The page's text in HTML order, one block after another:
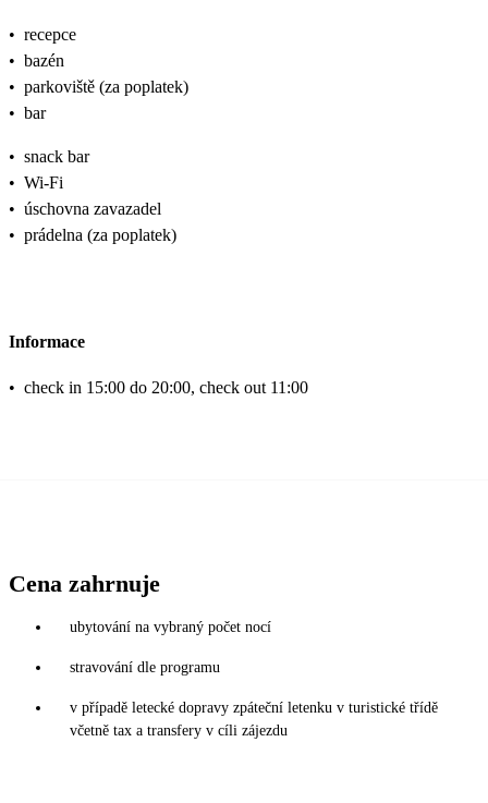
• recepce
• bazén
• parkoviště (za poplatek)
• bar
• snack bar
• Wi-Fi
• úschovna zavazadel
• prádelna (za poplatek)
Informace
• check in 15:00 do 20:00, check out 11:00
Cena zahrnuje
ubytování na vybraný počet nocí
stravování dle programu
v případě letecké dopravy zpáteční letenku v turistické třídě
včetně tax a transfery v cíli zájezdu